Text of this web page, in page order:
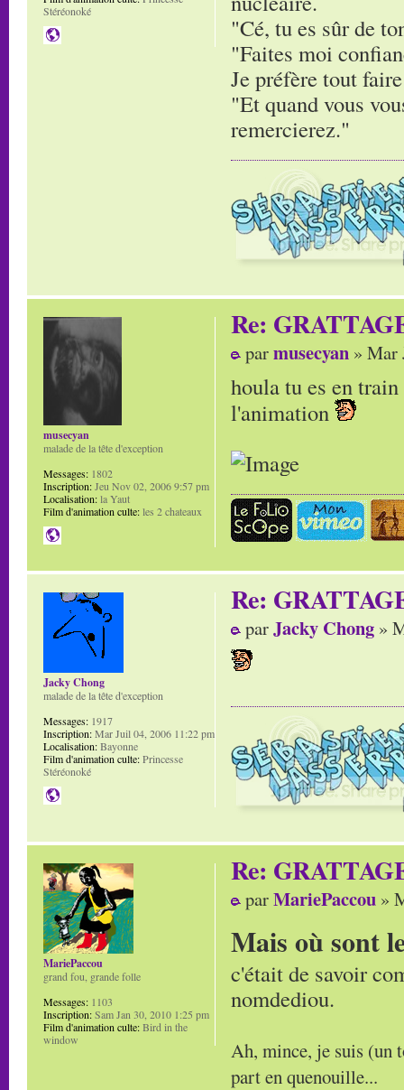
"Cé, tu es sûr de
"Faites moi
Je préfère tout
"Et quand vous
remercierez."
Stéréonoké
Re:
parmusecyan » Mar
houla tu es en
l'animation
musecyan
malade de la tête d'exception
Messages: 1802
Inscription:Jeu Nov 02, 2006 9:57 pm
Localisation:la Yaut
Film d'animation culte:les 2 chateaux
Re:
parJacky Chong »
Jacky Chong
malade de la tête d'exception
Messages: 1917
Inscription:Mar Juil 04, 2006 11:22 pm
Localisation:Bayonne
Film d'animation culte:Princesse
Stéréonoké
Re:
parMariePaccou »
Mais où sont
c'était de savoir
nomdediou.
Ah, mince, je suis (un
part en quenouille...
MariePaccou
grand fou, grande folle
Messages: 1103
Inscription:Sam Jan 30, 2010 1:25 pm
Film d'animation culte:Bird in the
window